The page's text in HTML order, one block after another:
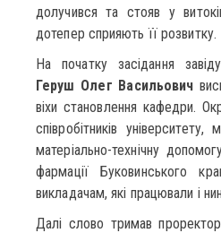
долучився та стояв у
дотепер сприяють її розвитку.
На початку засідання
Геруш Олег Васильович
віхи становлення кафедри.
співробітників
матеріально-технічну
фармації Буковинського
викладачам, які працювали і
Далі слово тримав проректор